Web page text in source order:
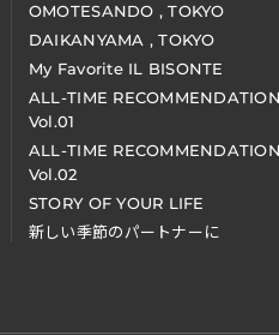
OMOTESANDO , TOKYO
DAIKANYAMA , TOKYO
My Favorite IL BISONTE
ALL-TIME
Vol.01
ALL-TIME
Vol.02
STORY OF YOUR LIFE
新しい季節のパートナーに